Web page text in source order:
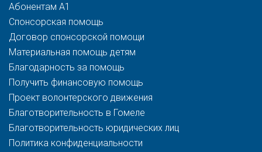
Абонентам A1
Спонсорская помощь
Договор спонсорской помощи
Материальная помощь детям
Благодарность за помощь
Получить финансовую помощь
Проект волонтерского движения
Благотворительность в Гомеле
Благотворительность юридических лиц
Политика конфиденциальности